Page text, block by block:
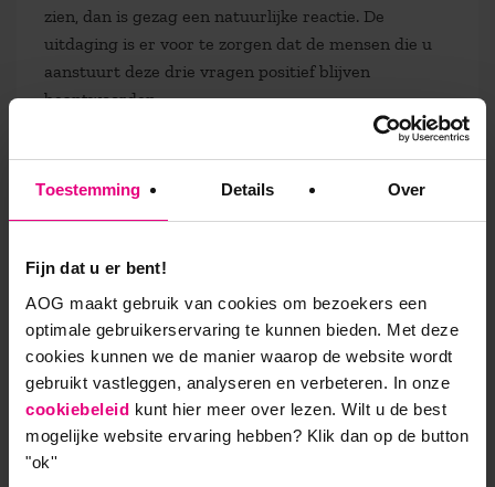
Toestemming Details Over
Fijn dat u er bent!
AOG maakt gebruik van cookies om bezoekers een
optimale gebruikerservaring te kunnen bieden. Met deze
cookies kunnen we de manier waarop de website wordt
gebruikt vastleggen, analyseren en verbeteren. In onze
cookiebeleid kunt hier meer over lezen. Wilt u de best
mogelijke website ervaring hebben? Klik dan op de button
"ok''
zien, dan is gezag een natuurlijke reactie. De
uitdaging is er voor te zorgen dat de mensen die u
aanstuurt deze drie vragen positief blijven
beantwoorden.
opleiding Psychologie in Organisaties. Deze opleiding
verdiepen in het gedrag van mensen in organisaties.
de fundamentele basis voor het versterken van
leiderschap in het faciliteren van hogere prestaties
en meer werkplezier. Meer weten? Ga naar opleiding
Psychologie in Organisaties >>